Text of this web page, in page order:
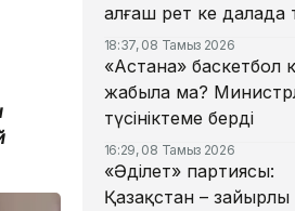
алғаш рет кең далада
18:37, 08 Тамыз 2026
«Астана» баскетбол
жабыла ма?
түсініктеме берді
16:29, 08 Тамыз 2026
«Әділет» партиясы:
Қазақстан – зайырлы